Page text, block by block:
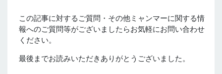
この記事に対するご質問・その他ミャンマーに関する情
報へのご質問等がございましたらお気軽にお問い合わせ
ください。
最後までお読みいただきありがとうございました。